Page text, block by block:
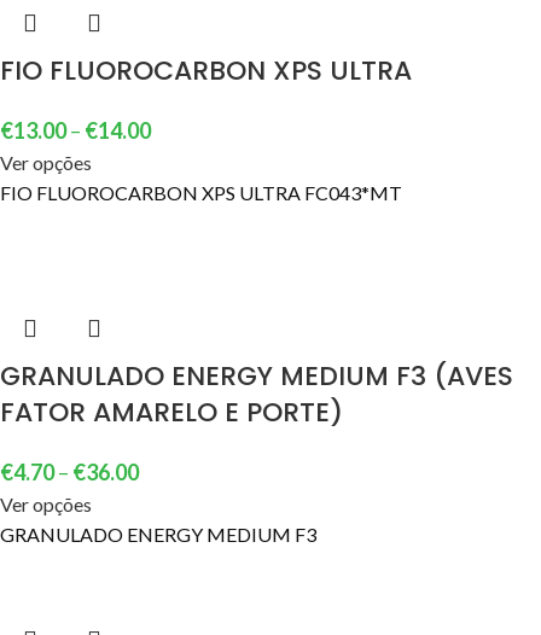
FIO FLUOROCARBON XPS ULTRA
€13.00– €14.00
Ver opções
FIO FLUOROCARBON XPS ULTRA FC043*MT
GRANULADO ENERGY MEDIUM F3 (AVES
FATOR AMARELO E PORTE)
€4.70– €36.00
Ver opções
GRANULADO ENERGY MEDIUM F3